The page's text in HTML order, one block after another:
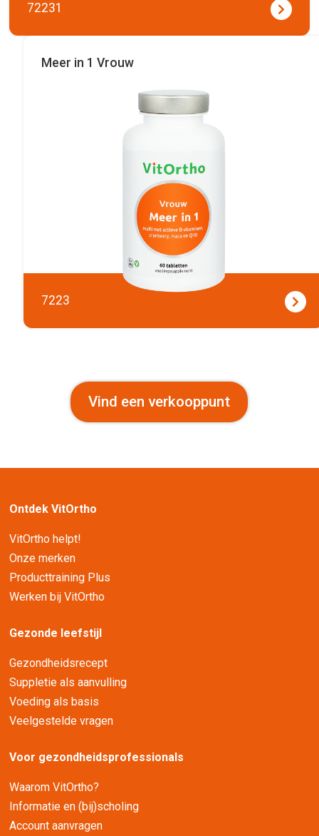
72231
Meer in 1 Vrouw
7223
Vind een verkooppunt
Ontdek VitOrtho
VitOrtho helpt!
Onze merken
Producttraining Plus
Werken bij VitOrtho
Gezonde leefstijl
Gezondheidsrecept
Suppletie als aanvulling
Voeding als basis
Veelgestelde vragen
Voor gezondheidsprofessionals
Waarom VitOrtho?
Informatie en (bij)scholing
Account aanvragen